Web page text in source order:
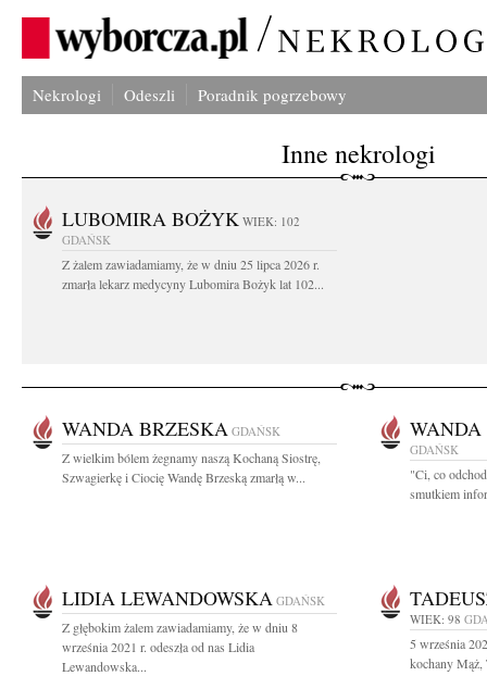
Nekrologi Odeszli Poradnik pogrzebowy
Inne nekrologi
LUBOMIRA BOŻYK WIEK: 102
GDAŃSK
Z żalem zawiadamiamy, że w dniu 25 lipca 2026 r.
zmarła lekarz medycyny Lubomira Bożyk lat 102...
WANDA BRZESKA GDAŃSK
Z wielkim bólem żegnamy naszą Kochaną Siostrę,
Szwagierkę i Ciocię Wandę Brzeską zmarłą w...
GDAŃSK
"Ci, co
smutkiem
LIDIA LEWANDOWSKA GDAŃSK
Z głębokim żalem zawiadamiamy, że w dniu 8
września 2021 r. odeszła od nas Lidia
Lewandowska...
WIEK: 98
5 września
kochany Mąż,